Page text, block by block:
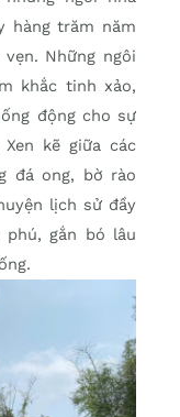
hàng trăm năm
Những ngôi
khắc tinh xảo,
động cho sự
kẽ giữa các
đá ong, bờ rào
lịch sử đầy
gắn bó lâu